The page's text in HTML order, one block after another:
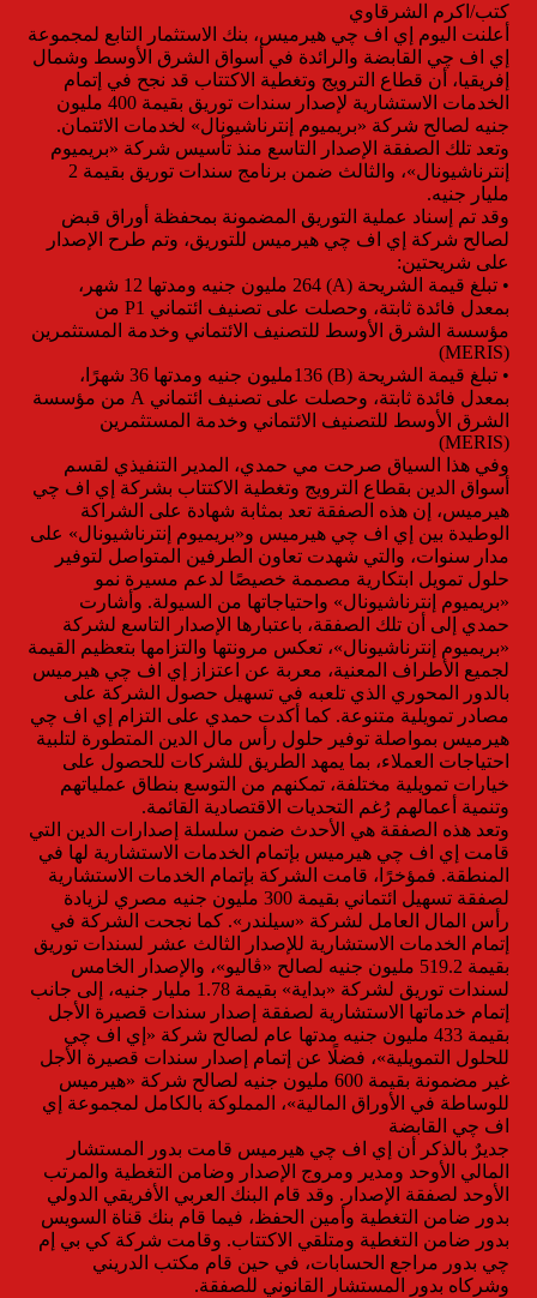
كتب/اكرم الشرقاوي
أعلنت اليوم إي اف چي هيرميس، بنك الاستثمار التابع لمجموعة
إي اف چي القابضة والرائدة في أسواق الشرق الأوسط وشمال
إفريقيا، أن قطاع الترويج وتغطية الاكتتاب قد نجح في إتمام
الخدمات الاستشارية لإصدار سندات توريق بقيمة 400 مليون
جنيه لصالح شركة «بريميوم إنترناشيونال» لخدمات الائتمان.
وتعد تلك الصفقة الإصدار التاسع منذ تأسيس شركة «بريميوم
إنترناشيونال»، والثالث ضمن برنامج سندات توريق بقيمة 2
مليار جنيه.
وقد تم إسناد عملية التوريق المضمونة بمحفظة أوراق قبض
لصالح شركة إي اف چي هيرميس للتوريق، وتم طرح الإصدار
على شريحتين:
• تبلغ قيمة الشريحة (A) 264 مليون جنيه ومدتها 12 شهر،
بمعدل فائدة ثابتة، وحصلت على تصنيف ائتماني P1 من
مؤسسة الشرق الأوسط للتصنيف الائتماني وخدمة المستثمرين
(MERIS)
• تبلغ قيمة الشريحة (B) 136مليون جنيه ومدتها 36 شهرًا،
بمعدل فائدة ثابتة، وحصلت على تصنيف ائتماني A من مؤسسة
الشرق الأوسط للتصنيف الائتماني وخدمة المستثمرين
(MERIS)
وفي هذا السياق صرحت مي حمدي، المدير التنفيذي لقسم
أسواق الدين بقطاع الترويج وتغطية الاكتتاب بشركة إي اف چي
هيرميس، إن هذه الصفقة تعد بمثابة شهادة على الشراكة
الوطيدة بين إي اف چي هيرميس و«بريميوم إنترناشيونال» على
مدار سنوات، والتي شهدت تعاون الطرفين المتواصل لتوفير
حلول تمويل ابتكارية مصممة خصيصًا لدعم مسيرة نمو
«بريميوم إنترناشيونال» واحتياجاتها من السيولة. وأشارت
حمدي إلى أن تلك الصفقة، باعتبارها الإصدار التاسع لشركة
«بريميوم إنترناشيونال»، تعكس مرونتها والتزامها بتعظيم القيمة
لجميع الأطراف المعنية، معربة عن اعتزاز إي اف چي هيرميس
بالدور المحوري الذي تلعبه في تسهيل حصول الشركة على
مصادر تمويلية متنوعة. كما أكدت حمدي على التزام إي اف چي
هيرميس بمواصلة توفير حلول رأس مال الدين المتطورة لتلبية
احتياجات العملاء، بما يمهد الطريق للشركات للحصول على
خيارات تمويلية مختلفة، تمكنهم من التوسع بنطاق عملياتهم
وتنمية أعمالهم رُغم التحديات الاقتصادية القائمة.
وتعد هذه الصفقة هي الأحدث ضمن سلسلة إصدارات الدين التي
قامت إي اف چي هيرميس بإتمام الخدمات الاستشارية لها في
المنطقة. فمؤخرًا، قامت الشركة بإتمام الخدمات الاستشارية
لصفقة تسهيل ائتماني بقيمة 300 مليون جنيه مصري لزيادة
رأس المال العامل لشركة «سيلندر». كما نجحت الشركة في
إتمام الخدمات الاستشارية للإصدار الثالث عشر لسندات توريق
بقيمة 519.2 مليون جنيه لصالح «ڤاليو»، والإصدار الخامس
لسندات توريق لشركة «بداية» بقيمة 1.78 مليار جنيه، إلى جانب
إتمام خدماتها الاستشارية لصفقة إصدار سندات قصيرة الأجل
بقيمة 433 مليون جنيه مدتها عام لصالح شركة «إي اف چي
للحلول التمويلية»، فضلًا عن إتمام إصدار سندات قصيرة الأجل
غير مضمونة بقيمة 600 مليون جنيه لصالح شركة «هيرميس
للوساطة في الأوراق المالية»، المملوكة بالكامل لمجموعة إي
اف چي القابضة
جديرٌ بالذكر أن إي اف چي هيرميس قامت بدور المستشار
المالي الأوحد ومدير ومروج الإصدار وضامن التغطية والمرتب
الأوحد لصفقة الإصدار. وقد قام البنك العربي الأفريقي الدولي
بدور ضامن التغطية وأمين الحفظ، فيما قام بنك قناة السويس
بدور ضامن التغطية ومتلقي الاكتتاب. وقامت شركة كي بي إم
چي بدور مراجع الحسابات، في حين قام مكتب الدريني
وشركاه بدور المستشار القانوني للصفقة.